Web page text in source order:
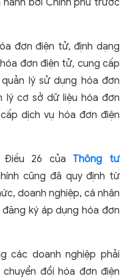
hành bởi Chính phủ trước
đơn điện tử, định dạng
đơn điện tử, cung cấp
lý sử dụng hóa đơn
lý cơ sở dữ liệu hóa đơn
dịch vụ hóa đơn điện
26 của Thông tư
cũng đã quy định từ
doanh nghiệp, cá nhân
ký áp dụng hóa đơn
các doanh nghiệp phải
đổi hóa đơn điện